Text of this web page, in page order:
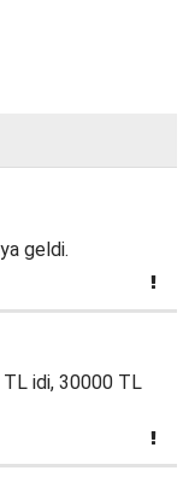
geldi.
TL idi, 30000 TL